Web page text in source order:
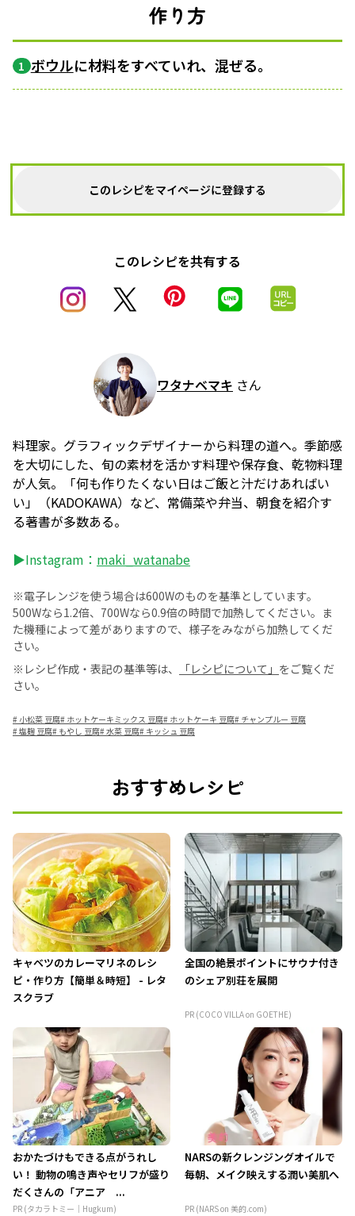
作り方
1 ボウルに材料をすべていれ、混ぜる。
このレシピをマイページに登録する
このレシピを共有する
ワタナベマキ さん
料理家。グラフィックデザイナーから料理の道へ。季節感
を大切にした、旬の素材を活かす料理や保存食、乾物料理
が人気。「何も作りたくない日はご飯と汁だけあればい
い」（KADOKAWA）など、常備菜や弁当、朝食を紹介す
る著書が多数ある。
▶Instagram： maki_watanabe
※電子レンジを使う場合は600Wのものを基準としています。
500Wなら1.2倍、700Wなら0.9倍の時間で加熱してください。ま
た機種によって差がありますので、様子をみながら加熱してくだ
さい。
※レシピ作成・表記の基準等は、
「レシピについて」 をご覧くだ
さい。
# 小松菜 豆腐# ホットケーキミックス 豆腐# ホットケーキ 豆腐# チャンプルー 豆腐
#塩麹 豆腐# もやし 豆腐#水菜 豆腐# キッシュ 豆腐
おすすめレシピ
キャベツのカレーマリネのレシ
ピ・作り方【簡単＆時短】 - レタ
スクラブ
全国の絶景ポイントにサウナ付き
のシェア別荘を展開
PR (COCO VILLA on GOETHE)
おかたづけもできる点がうれし
い！ 動物の鳴き声やセリフが盛り
だくさんの「アニア ...
PR (タカラトミー｜Hugkum)
NARSの新クレンジングオイルで
毎朝、メイク映えする潤い美肌へ
PR (NARS on 美的.com)